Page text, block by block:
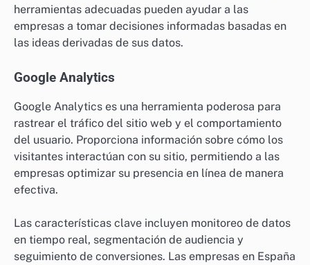
herramientas adecuadas pueden ayudar a las
empresas a tomar decisiones informadas basadas en
las ideas derivadas de sus datos.
Google Analytics
Google Analytics es una herramienta poderosa para
rastrear el tráfico del sitio web y el comportamiento
del usuario. Proporciona información sobre cómo los
visitantes interactúan con su sitio, permitiendo a las
empresas optimizar su presencia en línea de manera
efectiva.
Las características clave incluyen monitoreo de datos
en tiempo real, segmentación de audiencia y
seguimiento de conversiones. Las empresas en España